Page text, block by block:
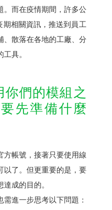
。而在疫情期間，許多公
期相關資訊，推送到員工
、散落在各地的工廠、分
具。
你們的模組之
先準備什麼
方帳號，接著只要使用線
以了。但更重要的是，要
成的目的。
進一步思考以下問題：